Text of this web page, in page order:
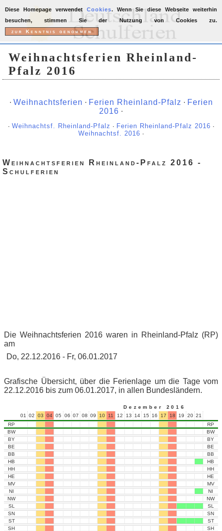
Weihnachtsferien Rheinland-
Pfalz 2016
∙ Weihnachtsferien ∙ Ferien Rheinland-Pfalz ∙ Ferien
2016 ∙
∙ Weihnachtsf. Rheinland-Pfalz ∙ Ferien Rheinland-Pfalz 2016 ∙
Weihnachtsf. 2016 ∙
Weihnachtsferien Rheinland-Pfalz 2016 -
Schulferien
Die Weihnachtsferien 2016 waren in Rheinland-Pfalz (RP)
am
Do, 22.12.2016 - Fr, 06.01.2017
Grafische Übersicht, über die Ferienlage um die Tage vom
22.12.2016 bis zum 06.01.2017, in allen Bundesländern.
Dezember 2016
01
02 03 04 05 06 07 08 09 10 11 12 13 14 15 16 17 18 19 20 21
RP
BW
BY
BE
BB
HB
HH
HE
MV
NI
NW
SL
SN
ST
SH
RP
BW
BY
BE
BB
HB
HH
HE
MV
NI
NW
SL
SN
ST
SH
Diese Homepage verwendet Cookies. Wenn Sie diese Webseite weiterhin
besuchen, stimmen Sie der Nutzung von Cookies zu.